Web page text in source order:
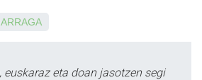
euskaraz eta doan jasotzen segi